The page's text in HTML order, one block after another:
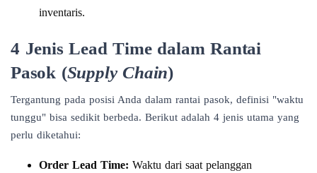
inventaris.
4 Jenis Lead Time dalam Rantai
Pasok (Supply Chain)
Tergantung pada posisi Anda dalam rantai pasok, definisi "waktu
tunggu" bisa sedikit berbeda. Berikut adalah 4 jenis utama yang
perlu diketahui:
Order Lead Time: Waktu dari saat pelanggan